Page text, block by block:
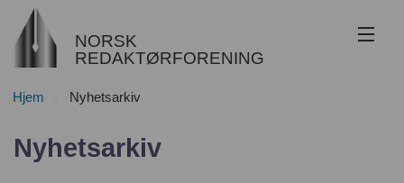
NORSK
REDAKTØRFORENING
Om NR
Redaktøransvar
Hjem Nyhetsarkiv
Nyhetsarkiv